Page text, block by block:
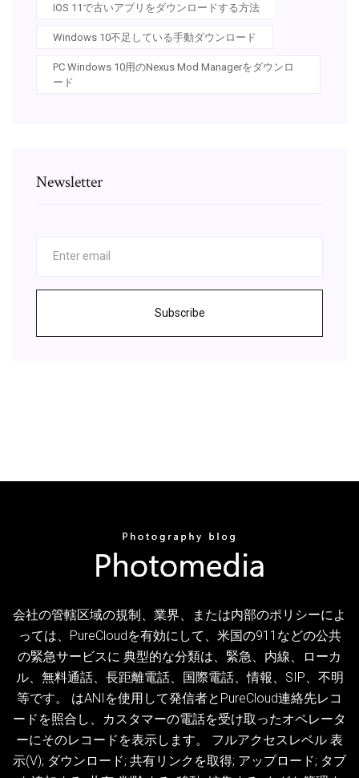
IOS 11で古いアプリをダウンロードする方法
Windows 10不足している手動ダウンロード
PC Windows 10用のNexus Mod Managerをダウンロ
ード
Newsletter
Subscribe
会社の管轄区域の規制、業界、または内部のポリシーによ
っては、PureCloudを有効にして、米国の911などの公共
の緊急サービスに 典型的な分類は、緊急、内線、ローカ
ル、無料通話、長距離電話、国際電話、情報、SIP、不明
等です。 はANIを使用して発信者とPureCloud連絡先レコ
ードを照合し、カスタマーの電話を受け取ったオペレータ
ーにそのレコードを表示します。 フルアクセスレベル 表
示(V); ダウンロード; 共有リンクを取得; アップロード; タブ